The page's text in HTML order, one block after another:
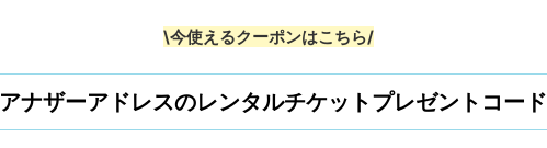
\今使えるクーポンはこちら/
アナザーアドレスのレンタルチケットプレゼントコード